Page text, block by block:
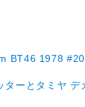
BT46 1978 #20
ターとタミヤ デ